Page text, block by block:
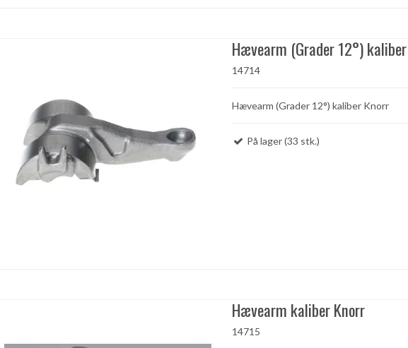
Hævearm (Grader 12°)
14714
Hævearm (Grader 12°) kaliber Knorr
På lager (33 stk.)
Hævearm kaliber Knorr
14715